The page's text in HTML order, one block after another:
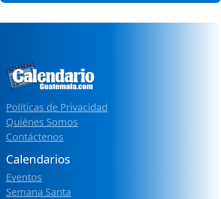
Políticas de Privacidad
Quiénes Somos
Contáctenos
Calendarios
Eventos
Semana Santa